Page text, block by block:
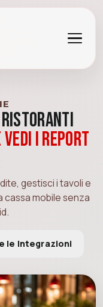
Ristoranti
vedi i report
gestisci i tavoli e
mobile senza
le Integrazioni